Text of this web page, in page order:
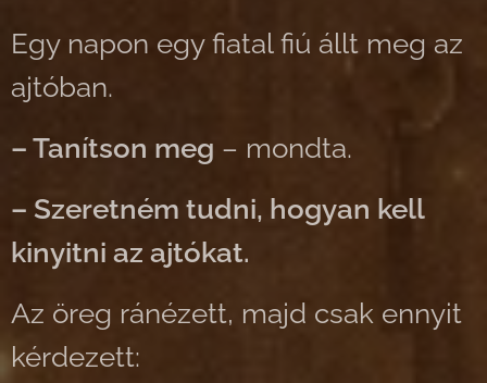
Egy napon egy fiatal fiú állt meg az
ajtóban.
– Tanítson meg – mondta.
– Szeretném tudni, hogyan kell
kinyitni az ajtókat.
Az öreg ránézett, majd csak ennyit
kérdezett: